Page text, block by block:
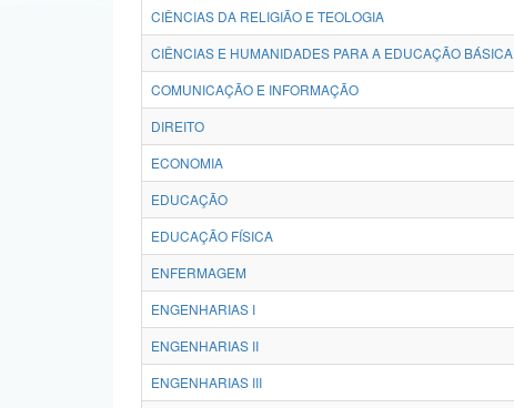
CIÊNCIAS DA RELIGIÃO E TEOLOGIA
CIÊNCIAS E HUMANIDADES PARA A EDUCAÇÃO BÁSICA
COMUNICAÇÃO E INFORMAÇÃO
DIREITO
ECONOMIA
EDUCAÇÃO
EDUCAÇÃO FÍSICA
ENFERMAGEM
ENGENHARIAS I
ENGENHARIAS II
ENGENHARIAS III